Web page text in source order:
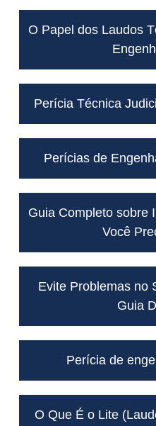
O Papel dos Laudos
Perícia Técnica
Perícias de
Guia Completo sobre
Você
Evite Problemas no
Guia
Perícia de
O Que É o Lite